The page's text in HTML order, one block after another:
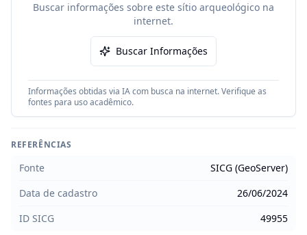
Buscar informações sobre este sítio arqueológico na
internet.
Buscar Informações
Informações obtidas via IA com busca na internet. Verifique as
fontes para uso acadêmico.
REFERÊNCIAS
Fonte
SICG (GeoServer)
Data de cadastro
26/06/2024
ID SICG
49955